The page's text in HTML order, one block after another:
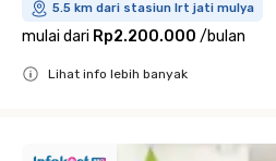
5.5 km dari stasiun lrt jati mulya
mulai dari Rp2.200.000 /bulan
Lihat info lebih banyak